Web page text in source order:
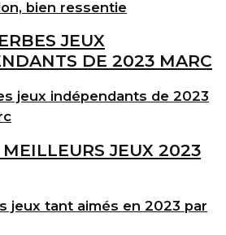
bien ressentie
jeux indépendants de 2023
jeux tant aimés en 2023 par